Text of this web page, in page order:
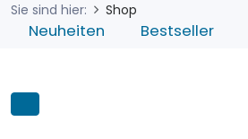
Sie sind hier: Shop
Neuheiten Bestseller